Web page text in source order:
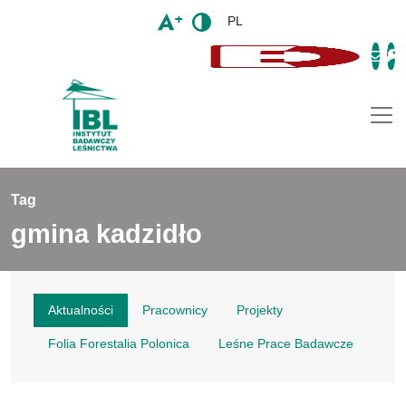
PL
Tag
gmina kadzidło
Aktualności Pracownicy Projekty
Folia Forestalia Polonica Leśne Prace Badawcze